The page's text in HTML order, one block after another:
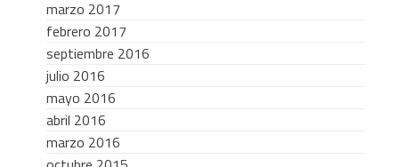
marzo 2017
febrero 2017
septiembre 2016
julio 2016
mayo 2016
abril 2016
marzo 2016